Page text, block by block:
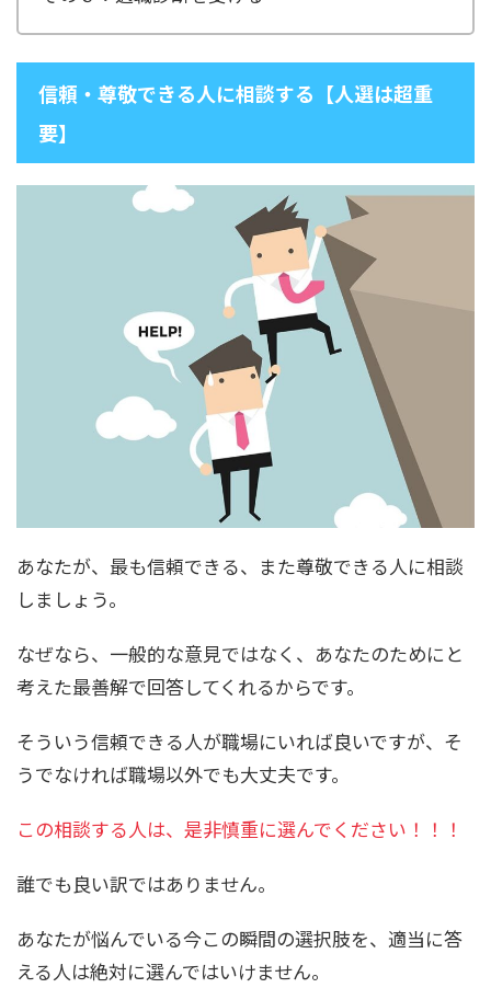
信頼・尊敬できる人に相談する【人選は超重
要】
あなたが、最も信頼できる、また尊敬できる人に相談
しましょう。
なぜなら、一般的な意見ではなく、あなたのためにと
考えた最善解で回答してくれるからです。
そういう信頼できる人が職場にいれば良いですが、そ
うでなければ職場以外でも大丈夫です。
この相談する人は、是非慎重に選んでください！！！
誰でも良い訳ではありません。
あなたが悩んでいる今この瞬間の選択肢を、適当に答
える人は絶対に選んではいけません。